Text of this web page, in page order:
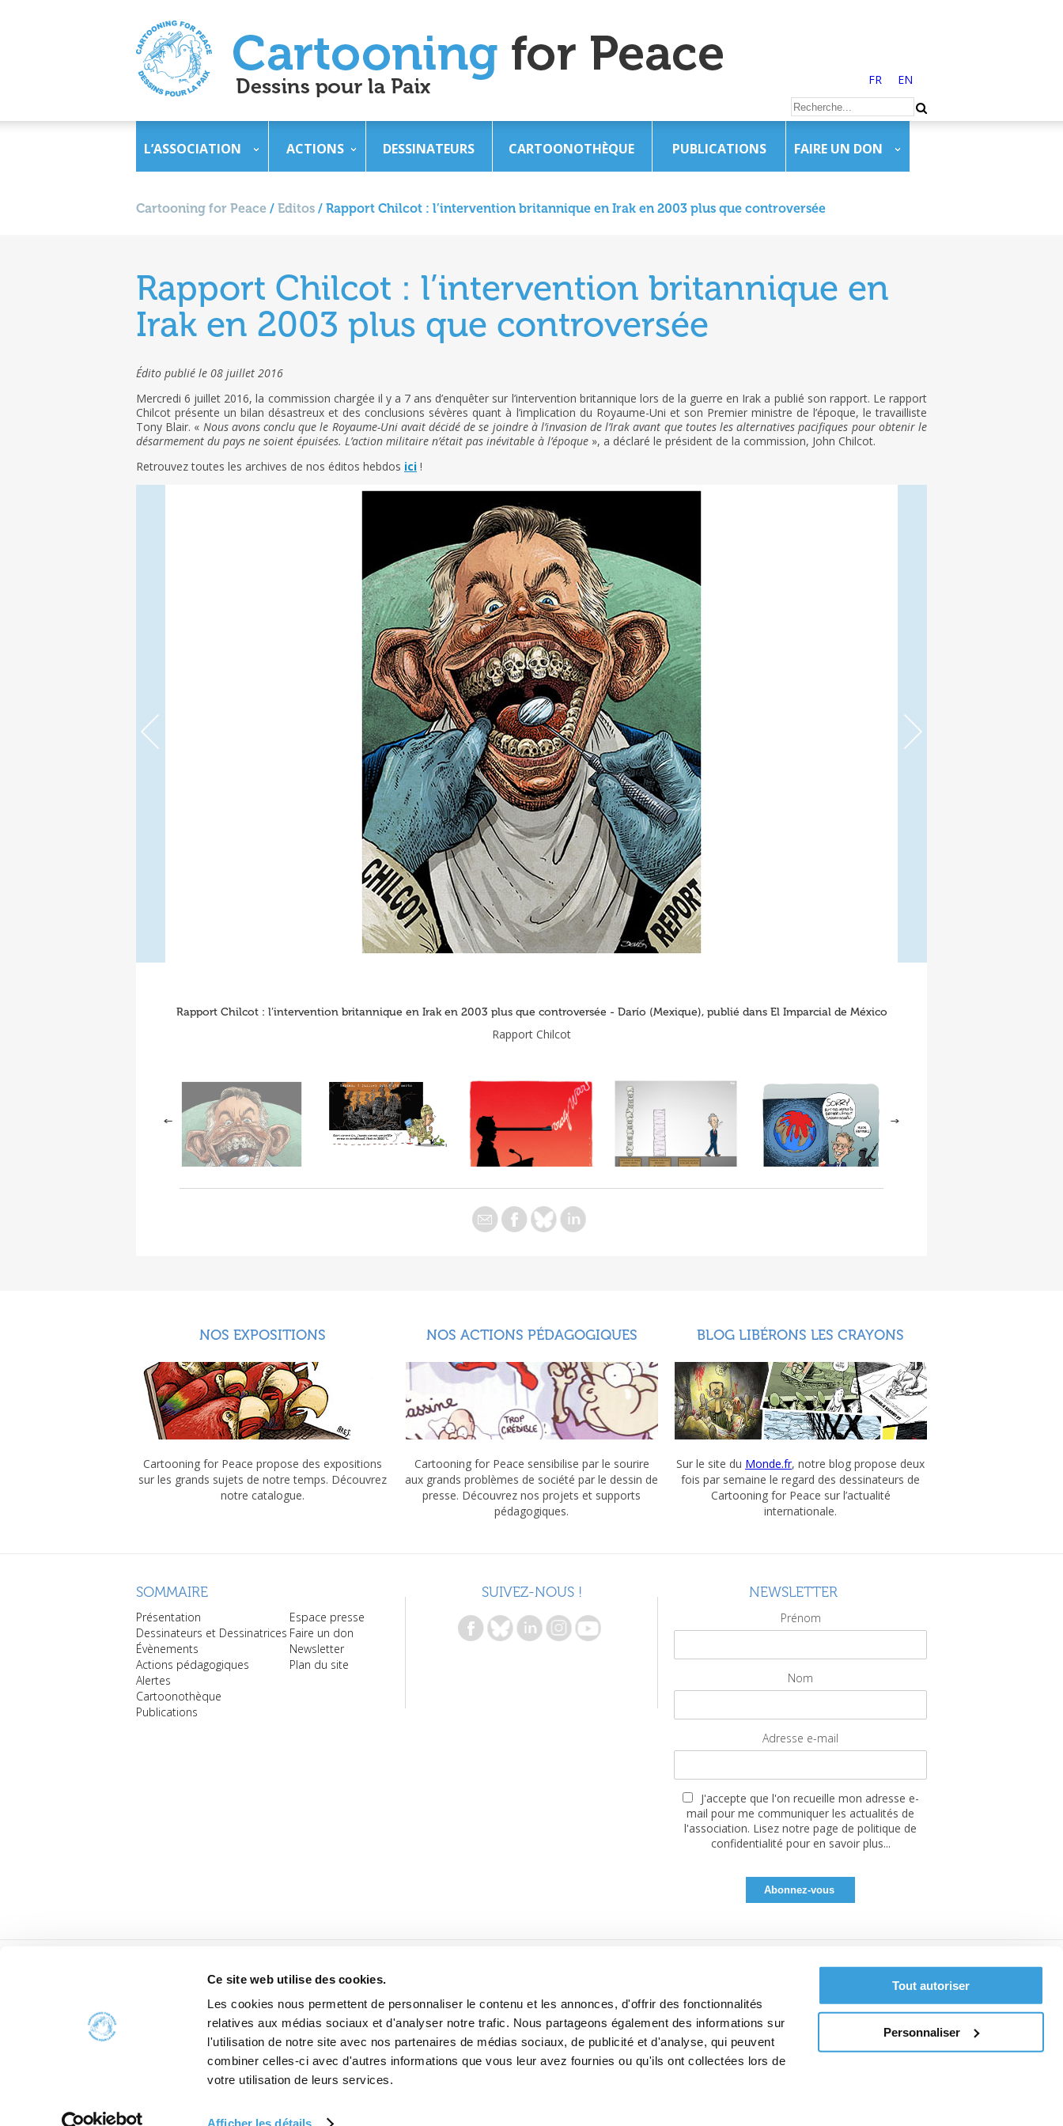
Ce site web utilise des cookies.
Les cookies nous permettent de personnaliser le contenu et les annonces, d'offrir des fonctionnalités
relatives aux médias sociaux et d'analyser notre trafic. Nous partageons également des informations sur
l'utilisation de notre site avec nos partenaires de médias sociaux, de publicité et d'analyse, qui peuvent
combiner celles-ci avec d'autres informations que vous leur avez fournies ou qu'ils ont collectées lors de
votre utilisation de leurs services.
Afficher les détails
Tout autoriser
Personnaliser
FR EN
L’ASSOCIATION ACTIONS DESSINATEURS CARTOONOTHÈQUE PUBLICATIONS FAIRE UN DON
Cartooning for Peace / Editos / Rapport Chilcot : l’intervention britannique en Irak en 2003 plus que controversée
Rapport Chilcot : l’intervention britannique en
Irak en 2003 plus que controversée
Édito publié le 08 juillet 2016
Mercredi 6 juillet 2016, la commission chargée il y a 7 ans d’enquêter sur l’intervention britannique lors de la guerre en Irak a publié son rapport. Le rapport
Chilcot présente un bilan désastreux et des conclusions sévères quant à l’implication du Royaume-Uni et son Premier ministre de l’époque, le travailliste
Tony Blair. « Nous avons conclu que le Royaume-Uni avait décidé de se joindre à l’invasion de l’Irak avant que toutes les alternatives pacifiques pour obtenir le
désarmement du pays ne soient épuisées. L’action militaire n’était pas inévitable à l’époque », a déclaré le président de la commission, John Chilcot.
Retrouvez toutes les archives de nos éditos hebdos ici !
Rapport Chilcot : l’intervention britannique en Irak en 2003 plus que controversée - Darío (Mexique), publié dans El Imparcial de México
Rapport Chilcot
NOS EXPOSITIONS
Cartooning for Peace propose des expositions
sur les grands sujets de notre temps. Découvrez
notre catalogue.
NOS ACTIONS PÉDAGOGIQUES
Cartooning for Peace sensibilise par le sourire
aux grands problèmes de société par le dessin de
presse. Découvrez nos projets et supports
pédagogiques.
BLOG LIBÉRONS LES CRAYONS
Sur le site du Monde.fr, notre blog propose deux
fois par semaine le regard des dessinateurs de
Cartooning for Peace sur l’actualité
internationale.
SOMMAIRE
Présentation
Dessinateurs et Dessinatrices
Évènements
Actions pédagogiques
Alertes
Cartoonothèque
Publications
Espace presse
Faire un don
Newsletter
Plan du site
SUIVEZ-NOUS ! NEWSLETTER
Prénom
Nom
Adresse e-mail
J'accepte que l'on recueille mon adresse e-
mail pour me communiquer les actualités de
l'association. Lisez notre page de politique de
confidentialité pour en savoir plus...
Site réalisé avec le soutien de la MGEN, Mutuelle Santé Prévoyance